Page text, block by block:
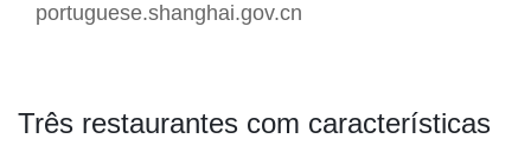
portuguese.shanghai.gov.cn
Três restaurantes com características